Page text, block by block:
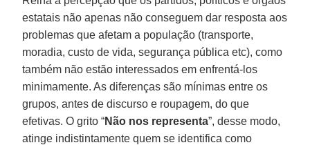
estatais não apenas não conseguem dar resposta aos
problemas que afetam a população (transporte,
moradia, custo de vida, segurança pública etc), como
também não estão interessados em enfrentá-los
minimamente. As diferenças são mínimas entre os
grupos, antes de discurso e roupagem, do que
efetivas. O grito “Não nos representa”, desse modo,
atinge indistintamente quem se identifica como